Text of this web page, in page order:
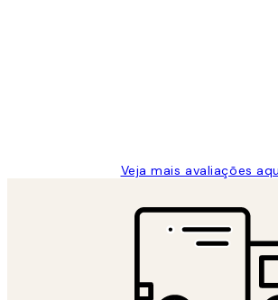
Veja mais avaliações